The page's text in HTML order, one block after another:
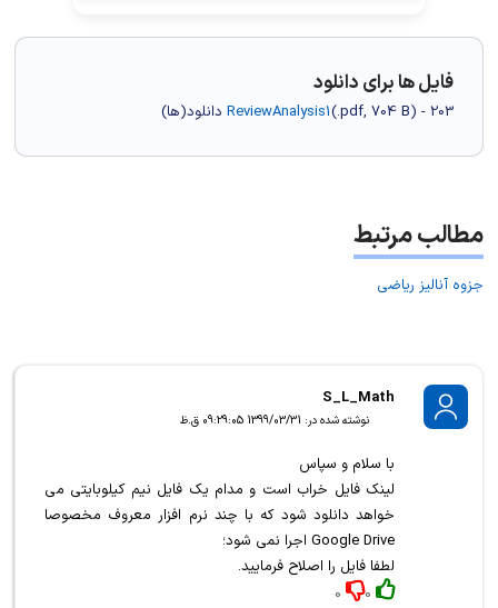
فایل ها برای دانلود
ReviewAnalysis1(.pdf, 704 B) - 203 دانلود(ها)
مطالب مرتبط
جزوه آنالیز ریاضی
S_L_Math
نوشته شده در: 1399/03/31 09:29:05 ق.ظ
با سلام و سپاس
لینک فایل خراب است و مدام یک فایل نیم کیلوبایتی می
خواهد دانلود شود که با چند نرم افزار معروف مخصوصا
Google Drive اجرا نمی شود؛
لطفا فایل را اصلاح فرمایید.
0
0